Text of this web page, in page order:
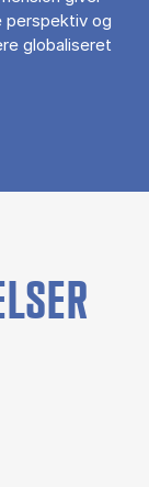
perspektiv og
globaliseret